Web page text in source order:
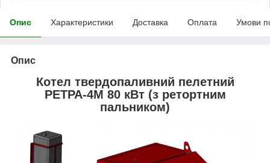
Опис Характеристики Доставка Оплата Умови
Опис
Котел твердопаливний пелетний
РЕТРА-4М 80 кВт (з ретортним
пальником)